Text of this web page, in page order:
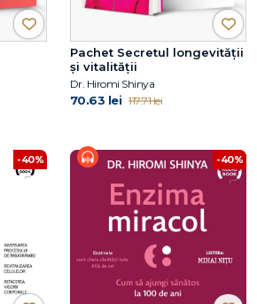
Pachet Secretul longevității
și vitalității
Dr. Hiromi Shinya
70.63 lei 117.71 lei
-40% -40%